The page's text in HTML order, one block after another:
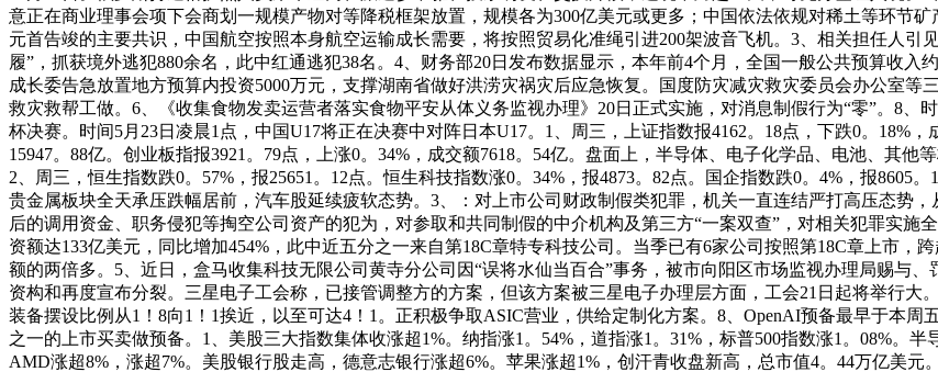
意正在商业理事会项下会商划一规模产物对等降税框架放置，规模各为300亿美元或更多；中国依法依规对稀土等环节
元首告竣的主要共识，中国航空按照本身航空运输成长需要，将按照贸易化准绳引进200架波音飞机。3、相关担任人
履”，抓获境外逃犯880余名，此中红通逃犯38名。4、财务部20日发布数据显示，本年前4个月，全国一般公共预算收入
成长委告急放置地方预算内投资5000万元，支撑湖南省做好洪涝灾祸灾后应急恢复。国度防灾减灾救灾委员会办公室
救灾救帮工做。6、《收集食物发卖运营者落实食物平安从体义务监视办理》20日正式实施，对消息制假行为“零”。8、
杯决赛。时间5月23日凌晨1点，中国U17将正在决赛中对阵日本U17。1、周三，上证指数报4162。18点，下跌0。18%
15947。88亿。创业板指报3921。79点，上涨0。34%，成交额7618。54亿。盘面上，半导体、电子化学品、电池、其
2、周三，恒生指数跌0。57%，报25651。12点。恒生科技指数涨0。34%，报4873。82点。国企指数跌0。4%，报8605
贵金属板块全天承压跌幅居前，汽车股延续疲软态势。3、：对上市公司财政制假类犯罪，机关一直连结严打高压态势
后的调用资金、职务侵犯等掏空公司资产的犯为，对参取和共同制假的中介机构及第三方“一案双查”，对相关犯罪实施
资额达133亿美元，同比增加454%，此中近五分之一来自第18C章特专科技公司。当季已有6家公司按照第18C章上市，
额的两倍多。5、近日，盒马收集科技无限公司黄寺分公司因“误将水仙当百合”事务，被市向阳区市场监视办理局赐与
资构和再度宣布分裂。三星电子工会称，已接管调整方的方案，但该方案被三星电子办理层方面，工会21日起将举行大
装备摆设比例从1！8向1！1挨近，以至可达4！1。正积极争取ASIC营业，供给定制化方案。8、OpenAI预备最早于本
之一的上市买卖做预备。1、美股三大指数集体收涨超1%。纳指涨1。54%，道指涨1。31%，标普500指数涨1。08%。
AMD涨超8%，涨超7%。美股银行股走高，德意志银行涨超6%。苹果涨超1%，创汗青收盘新高，总市值4。44万亿美